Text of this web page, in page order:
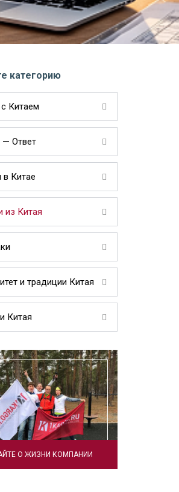
категорию
Китаем
— Ответ
Китае
из Китая
и традиции Китая
Китая
О ЖИЗНИ КОМПАНИИ